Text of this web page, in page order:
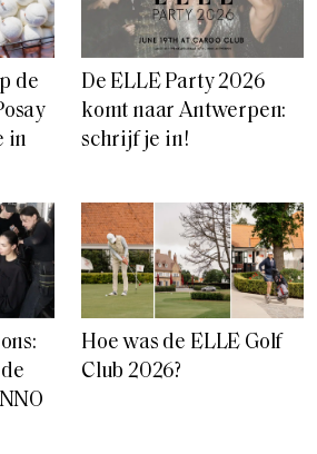
de
in
De ELLE Party 2026
komt naar Antwerpen:
schrijf je in!
Hoe was de ELLE Golf
Club 2026?